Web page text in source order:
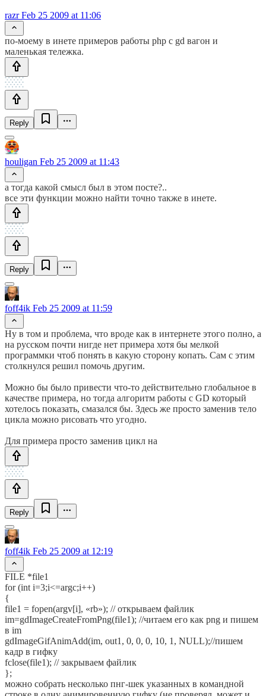
razrFeb 25 2009 at 11:06
по-моему в инете примеров работы php с gd вагон и
маленькая тележка.
Reply
houligan Feb 25 2009 at 11:43
а тогда какой смысл был в этом посте?..
все эти функции можно найти точно также в инете.
Reply
foff4ik Feb 25 2009 at 11:59
Ну в том и проблема, что вроде как в интернете этого полно, а
на русском почти нигде нет примера хотя бы мелкой
программки чтоб понять в какую сторону копать. Сам с этим
столкнулся решил помочь другим.
Можно бы было привести что-то действительно глобальное в
качестве примера, но тогда алгоритм работы с GD который
хотелось показать, смазался бы. Здесь же просто заменив тело
цикла можно рисовать что угодно.
Для примера просто заменив цикл на
Reply
foff4ik Feb 25 2009 at 12:19
FILE *file1
for (int i=3;i<=argc;i++)
{
file1 = fopen(argv[i], «rb»); // открываем файлик
im=gdImageCreateFromPng(file1); //читаем его как png и пишем
в im
gdImageGifAnimAdd(im, out1, 0, 0, 0, 10, 1, NULL);//пишем
кадр в гифку
fclose(file1); // закрываем файлик
};
можно собрать несколько пнг-шек указанных в командной